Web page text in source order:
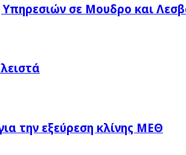
Υπηρεσιών σε Μουδρο και
την εξεύρεση κλίνης ΜΕΘ